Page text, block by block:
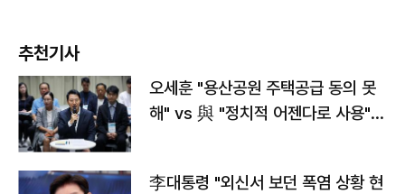
추천기사
오세훈 "용산공원 주택공급 동의 못
해" vs 與 "정치적 어젠다로 사용"
李대통령 "외신서 보던 폭염 상황 현